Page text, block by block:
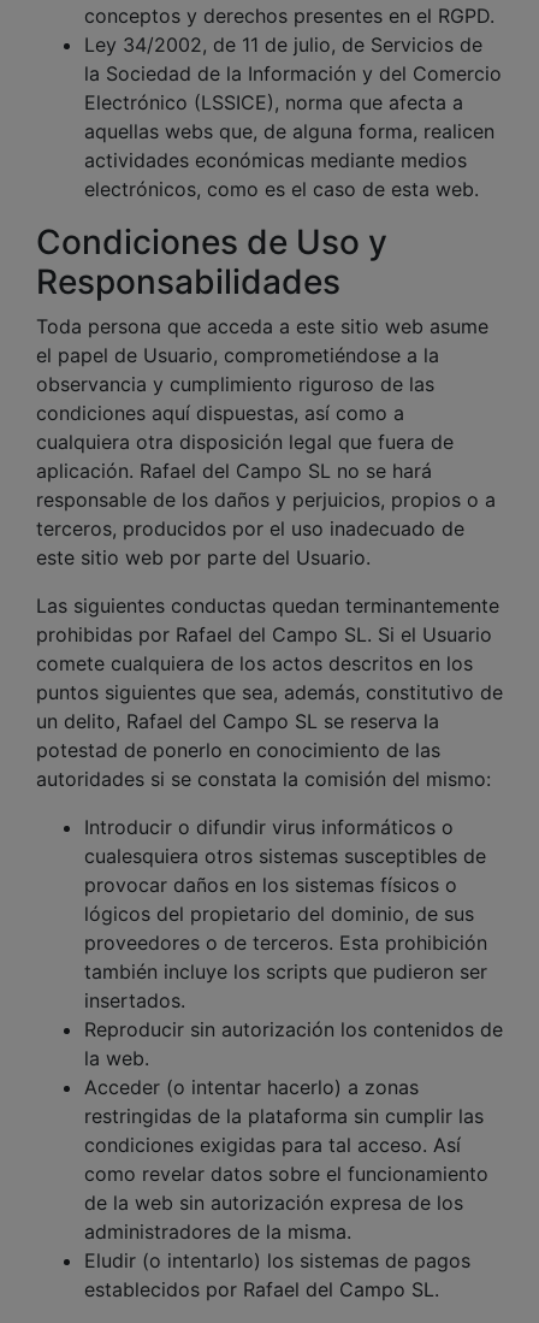
conceptos y derechos presentes en el RGPD.
Ley 34/2002, de 11 de julio, de Servicios de
la Sociedad de la Información y del Comercio
Electrónico (LSSICE), norma que afecta a
aquellas webs que, de alguna forma, realicen
actividades económicas mediante medios
electrónicos, como es el caso de esta web.
Condiciones de Uso y
Responsabilidades
Toda persona que acceda a este sitio web asume
el papel de Usuario, comprometiéndose a la
observancia y cumplimiento riguroso de las
condiciones aquí dispuestas, así como a
cualquiera otra disposición legal que fuera de
aplicación. Rafael del Campo SL no se hará
responsable de los daños y perjuicios, propios o a
terceros, producidos por el uso inadecuado de
este sitio web por parte del Usuario.
Las siguientes conductas quedan terminantemente
prohibidas por Rafael del Campo SL. Si el Usuario
comete cualquiera de los actos descritos en los
puntos siguientes que sea, además, constitutivo de
un delito, Rafael del Campo SL se reserva la
potestad de ponerlo en conocimiento de las
autoridades si se constata la comisión del mismo:
Introducir o difundir virus informáticos o
cualesquiera otros sistemas susceptibles de
provocar daños en los sistemas físicos o
lógicos del propietario del dominio, de sus
proveedores o de terceros. Esta prohibición
también incluye los scripts que pudieron ser
insertados.
Reproducir sin autorización los contenidos de
la web.
Acceder (o intentar hacerlo) a zonas
restringidas de la plataforma sin cumplir las
condiciones exigidas para tal acceso. Así
como revelar datos sobre el funcionamiento
de la web sin autorización expresa de los
administradores de la misma.
Eludir (o intentarlo) los sistemas de pagos
establecidos por Rafael del Campo SL.